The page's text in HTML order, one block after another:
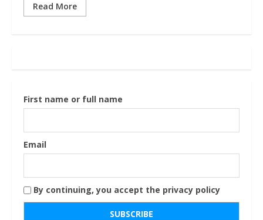
Read More
First name or full name
Email
By continuing, you accept the privacy policy